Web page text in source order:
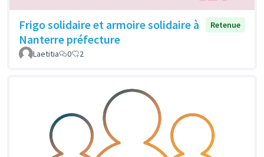
Frigo solidaire et armoire solidaire à
Nanterre préfecture
Retenue
Laetitia 0 2